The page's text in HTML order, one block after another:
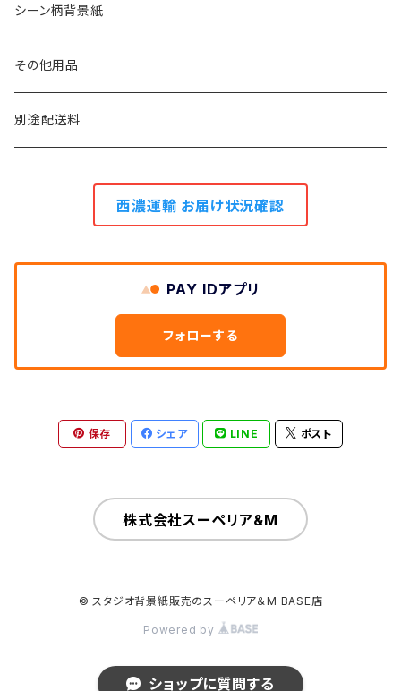
1.3m幅
0.9m幅
11m巻き
5.5m巻き
2.7m巻き
シーン柄背景紙
その他用品
別途配送料
西濃運輸 お届け状況確認
PAY IDアプリ
フォローする
保存 シェア LINE ポスト
株式会社スーペリア&M
© スタジオ背景紙販売のスーペリア＆M BASE店
Powered by
ショップに質問する